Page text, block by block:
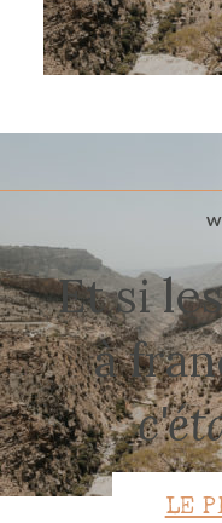
Et si
à
LE